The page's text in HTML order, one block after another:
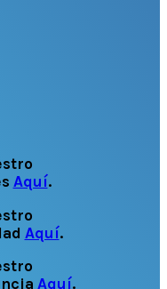
Aquí.
Aquí.
Aquí.